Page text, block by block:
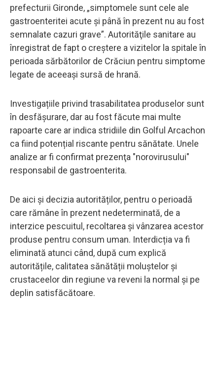
prefecturii Gironde, „simptomele sunt cele ale
gastroenteritei acute și până în prezent nu au fost
semnalate cazuri grave”. Autorităţile sanitare au
înregistrat de fapt o creştere a vizitelor la spitale în
perioada sărbătorilor de Crăciun pentru simptome
legate de aceeaşi sursă de hrană.
Investigațiile privind trasabilitatea produselor sunt
în desfășurare, dar au fost făcute mai multe
rapoarte care ar indica stridiile din Golful Arcachon
ca fiind potențial riscante pentru sănătate. Unele
analize ar fi confirmat prezenţa "norovirusului"
responsabil de gastroenterita.
De aici și decizia autorităților, pentru o perioadă
care rămâne în prezent nedeterminată, de a
interzice pescuitul, recoltarea și vânzarea acestor
produse pentru consum uman. Interdicția va fi
eliminată atunci când, după cum explică
autoritățile, calitatea sănătății moluștelor și
crustaceelor ​​din regiune va reveni la normal și pe
deplin satisfăcătoare.